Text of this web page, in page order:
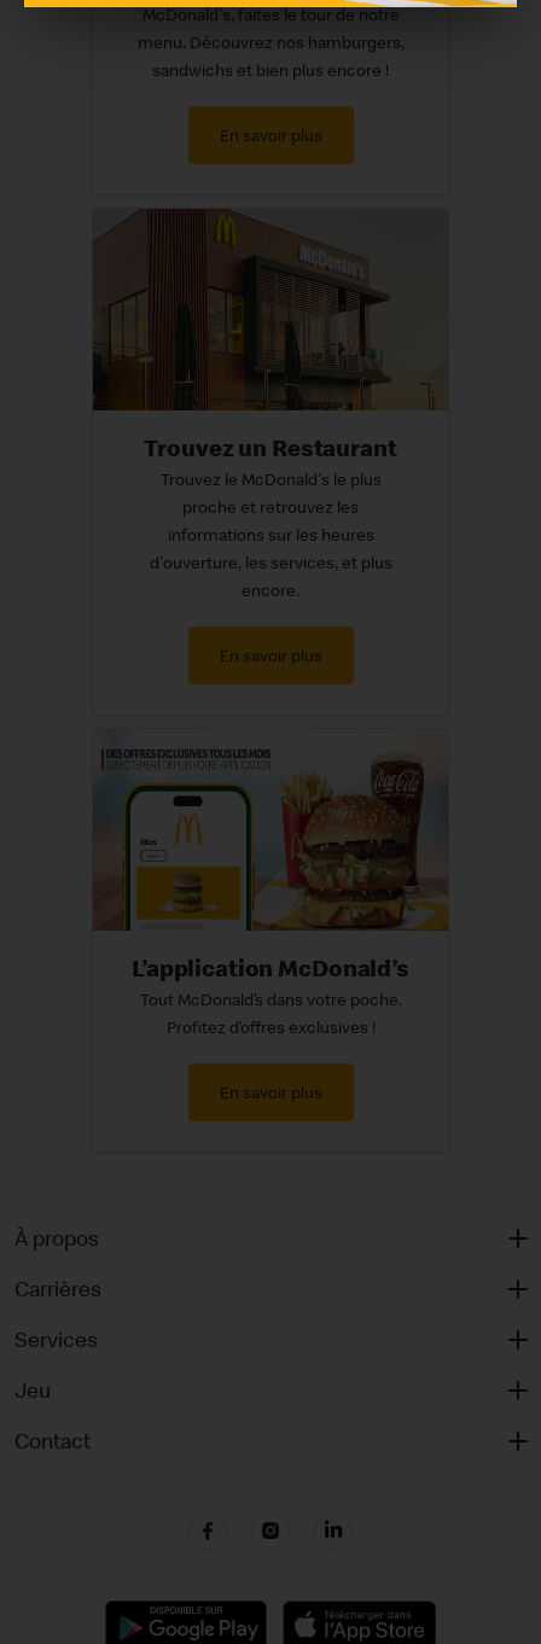
McDonald's, faites le tour de notre
menu. Découvrez nos hamburgers,
sandwichs et bien plus encore !
En savoir plus
Trouvez un Restaurant
Trouvez le McDonald's le plus
proche et retrouvez les
informations sur les heures
d'ouverture, les services, et plus
encore.
En savoir plus
L’application McDonald’s
Tout McDonald’s dans votre poche.
Profitez d’offres exclusives !
En savoir plus
À propos
Carrières
Services
Jeu
Contact